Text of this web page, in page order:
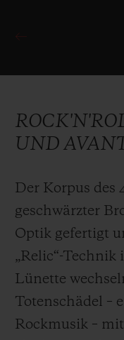
ungezügelten
neuen
Mechanismen.
erhalten: für
farbige Keramik
ihre Unico-,
wird im Juli in
vorstellen –
Mechanismus,
UND
Der Korpus des
geschwärzter
Optik gefertigt
„Relic“-
Lünette
Totenschädel –
Rockmusik –